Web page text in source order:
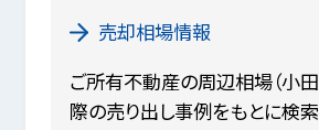
売却相場情報
ご所有不動産の周辺相場（小
際の売り出し事例をもとに検索